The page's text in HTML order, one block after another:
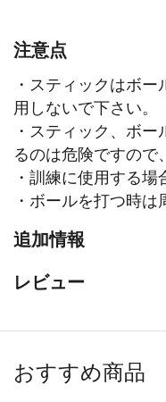
注意点
・スティックはボ
用しないで下さい。
・スティック、ボ
るのは危険ですので
・訓練に使用する場
・ボールを打つ時は
追加情報
レビュー
おすすめ商品